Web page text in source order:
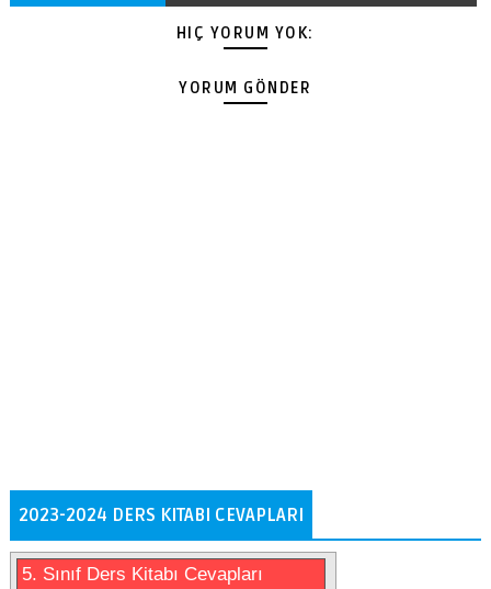
HIÇ YORUM YOK:
YORUM GÖNDER
2023-2024 DERS KITABI CEVAPLARI
5. Sınıf Ders Kitabı Cevapları